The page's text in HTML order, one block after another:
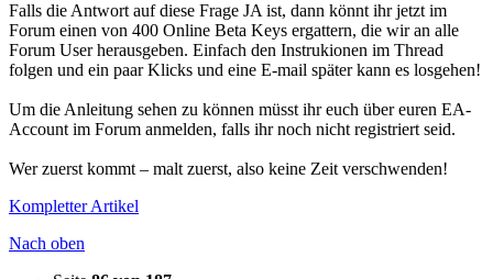
Falls die Antwort auf diese Frage JA ist, dann könnt ihr jetzt im
Forum einen von 400 Online Beta Keys ergattern, die wir an alle
Forum User herausgeben. Einfach den Instrukionen im Thread
folgen und ein paar Klicks und eine E-mail später kann es losgehen!
Um die Anleitung sehen zu können müsst ihr euch über euren EA-
Account im Forum anmelden, falls ihr noch nicht registriert seid.
Wer zuerst kommt – malt zuerst, also keine Zeit verschwenden!
Kompletter Artikel
Nach oben